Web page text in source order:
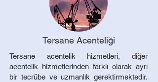
Tersane Acenteliği
Tersane acentelik hizmetleri, diğer
acentelik hizmetlerinden farklı olarak ayrı
bir tecrübe ve uzmanlık gerektirmektedir.